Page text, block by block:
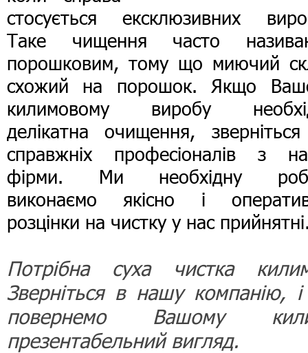
стосується ексклюзивних
Таке чищення часто
порошковим, тому що миючий
схожий на порошок. Якщо
килимовому виробу
делікатна очищення,
справжніх професіоналів з
фірми. Ми необхідну
виконаємо якісно і
розцінки на чистку у нас
Потрібна суха чистка
Зверніться в нашу компанію,
повернемо Вашому
презентабельний вигляд.